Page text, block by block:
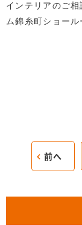
インテリアのご
ム錦糸町ショー
前へ